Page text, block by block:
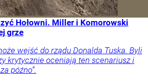
Hołowni. Miller i Komorowski
grze
wejść do rządu Donalda Tuska. Byli
krytycznie oceniają ten scenariusz i
późno”.